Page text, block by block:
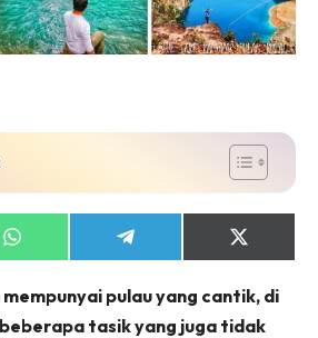
Share
on
Share
on
Share
on
(Twitter)
pulau yang cantik, di
tasik yang juga tidak